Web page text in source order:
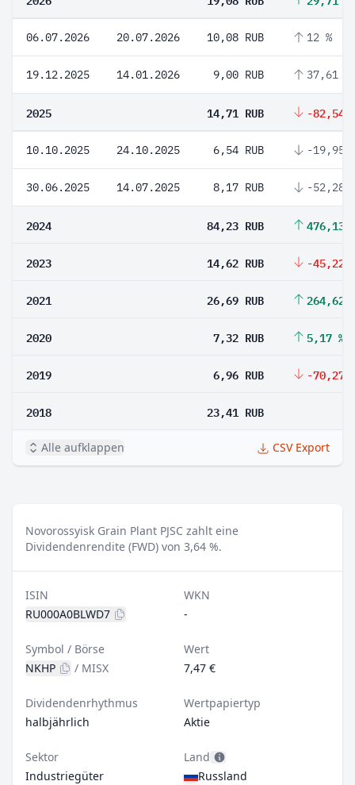
06.07.2026 20.07.2026 10,08 RUB 12 %
19.12.2025 14.01.2026 9,00 RUB 37,61 %
2025 14,71 RUB -82,54
10.10.2025 24.10.2025 6,54 RUB -19,95
30.06.2025 14.07.2025 8,17 RUB -52,28
2024 84,23 RUB 476,13
2023 14,62 RUB -45,22
2021 26,69 RUB 264,62
2020 7,32 RUB 5,17 %
2019 6,96 RUB -70,27
2018 23,41 RUB
Alle aufklappen CSV Export
Novorossyisk Grain Plant PJSC zahlt eine
Dividendenrendite (FWD) von 3,64 %.
ISIN
RU000A0BLWD7
WKN
-
Symbol / Börse
NKHP
/ MISX
Wert
7,47 €
Dividendenrhythmus
halbjährlich
Wertpapiertyp
Aktie
Sektor
Industriegüter
Land
Russland